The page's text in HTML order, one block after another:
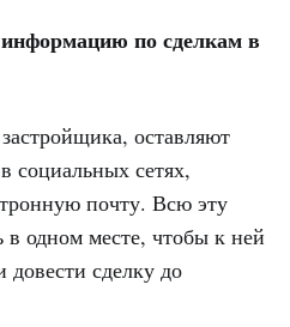
по сделкам в
оставляют
социальных сетях,
почту. Всю эту
одном месте, чтобы к ней
сделку до